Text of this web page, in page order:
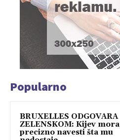
Popularno
BRUXELLES ODGOVARA
ZELENSKOM: Kijev mora
precizno navesti šta mu